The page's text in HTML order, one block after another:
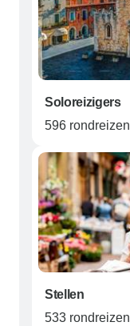
Soloreizigers
596 rondreizen
Stellen
533 rondreizen